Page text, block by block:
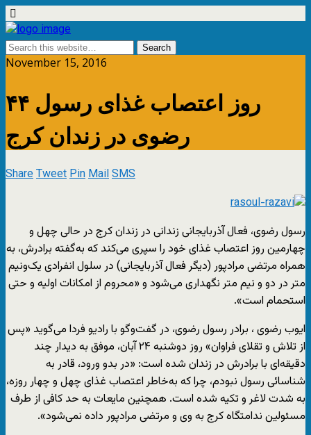
November 15, 2016
۴۴ روز اعتصاب غذای رسول
رضوی در زندان کرج
ShareTweetPinMailSMS
رسول رضوی، فعال آذربایجانی زندانی در زندان کرج در حالی چهل و
چهارمین روز اعتصاب غذای خود را سپری می‌کند که به‌گفته برادرش، به
همراه مرتضی مرادپور (دیگر فعال آذربایجانی) در سلول انفرادی یک‌ونیم
متر در دو و نیم متر نگهداری می‌شود و «محروم از امکانات اولیه و حتی
استحمام است».
ایوب رضوی ، برادر رسول رضوی، در گفت‌وگو با رادیو فردا می‌گوید «پس
از تلاش و تقلای فراوان» روز دوشنبه ۲۴ آبان، موفق به دیدار چند
دقیقه‌ای با برادرش در زندان شده است: «در بدو ورود، قادر به
شناسائی رسول نبودم، چرا که به‌خاطر اعتصاب غذای چهل و چهار روزه،
به شدت لاغر و تکیه شده است. همچنین مایعات به حد کافی از طرف
مسئولین ندامتگاه کرج به وی و مرتضی مرادپور داده نمی‌شود».